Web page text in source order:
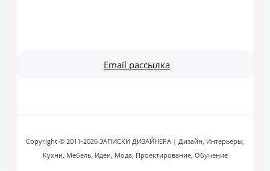
Email рассылка
Copyright © 2011-2026 ЗАПИСКИ ДИЗАЙНЕРА | Дизайн, Интерьеры,
Кухни, Мебель, Идеи, Мода, Проектирование, Обучение